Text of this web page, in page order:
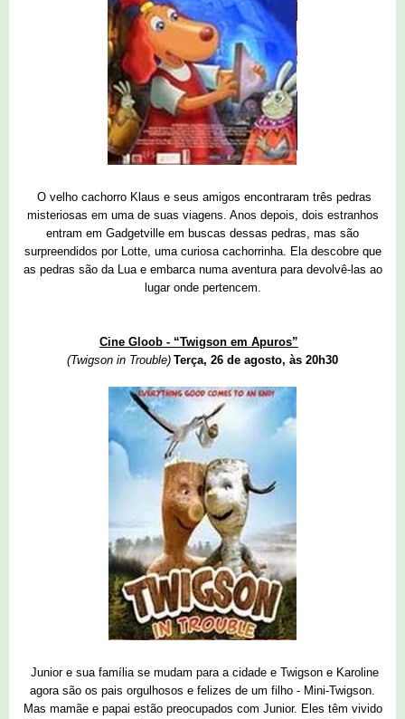
O velho cachorro Klaus e seus amigos encontraram três pedras
misteriosas em uma de suas viagens. Anos depois, dois estranhos
entram em Gadgetville em buscas dessas pedras, mas são
surpreendidos por Lotte, uma curiosa cachorrinha. Ela descobre que
as pedras são da Lua e embarca numa aventura para devolvê-las ao
lugar onde pertencem.
Cine Gloob - “Twigson em Apuros”
(Twigson in Trouble) Terça, 26 de agosto, às 20h30
Junior e sua família se mudam para a cidade e Twigson e Karoline
agora são os pais orgulhosos e felizes de um filho - Mini-Twigson.
Mas mamãe e papai estão preocupados com Junior. Eles têm vivido